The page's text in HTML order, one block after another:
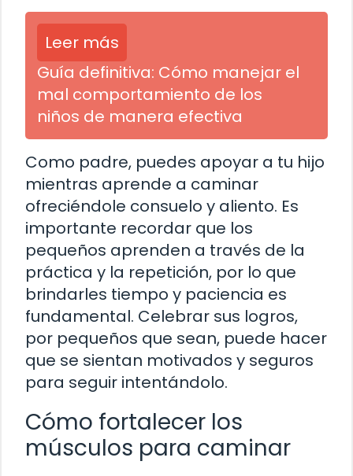
Leer más
Guía definitiva: Cómo manejar el
mal comportamiento de los
niños de manera efectiva
Como padre, puedes apoyar a tu hijo
mientras aprende a caminar
ofreciéndole consuelo y aliento. Es
importante recordar que los
pequeños aprenden a través de la
práctica y la repetición, por lo que
brindarles tiempo y paciencia es
fundamental. Celebrar sus logros,
por pequeños que sean, puede hacer
que se sientan motivados y seguros
para seguir intentándolo.
Cómo fortalecer los
músculos para caminar